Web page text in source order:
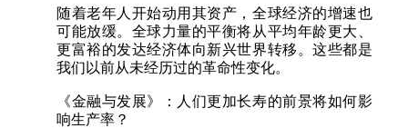
随着老年人开始动用其资产，全球经济的增速也
可能放缓。全球力量的平衡将从平均年龄更大、
更富裕的发达经济体向新兴世界转移。这些都是
我们以前从未经历过的革命性变化。
《金融与发展》：人们更加长寿的前景将如何影
响生产率？